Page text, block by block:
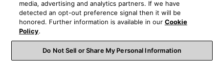
media, advertising and analytics partners. If we have
detected an opt-out preference signal then it will be
honored. Further information is available in our Cookie
Policy.
Do Not Sell or Share My Personal Information